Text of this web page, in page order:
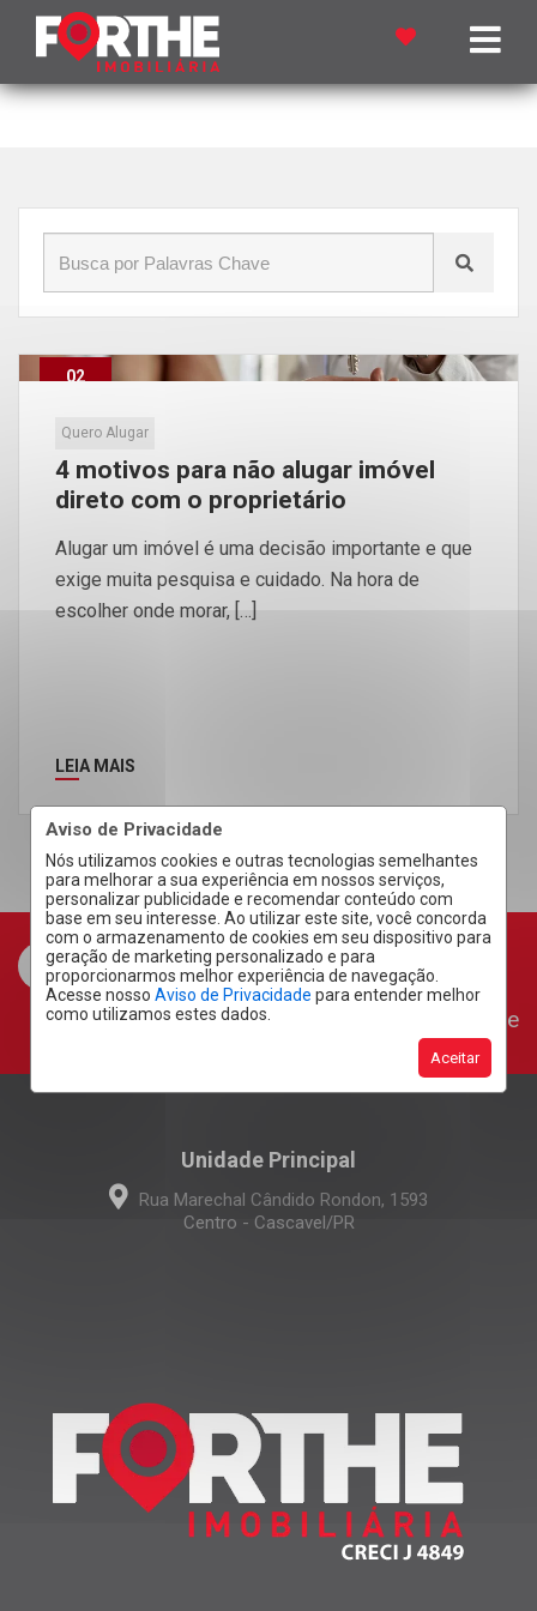
Início»Blog » Locação direta
Aviso de Privacidade
Nós utilizamos cookies e outras tecnologias semelhantes
para melhorar a sua experiência em nossos serviços,
personalizar publicidade e recomendar conteúdo com
base em seu interesse. Ao utilizar este site, você concorda
com o armazenamento de cookies em seu dispositivo para
geração de marketing personalizado e para
proporcionarmos melhor experiência de navegação.
Acesse nosso Aviso de Privacidade para entender melhor
como utilizamos estes dados.
Aceitar
02
Quero Alugar
4 motivos para não alugar imóvel
direto com o proprietário
Alugar um imóvel é uma decisão importante e que
exige muita pesquisa e cuidado. Na hora de
escolher onde morar, […]
LEIA MAIS
Área do Cliente
Unidade Principal
Rua Marechal Cândido Rondon, 1593
Centro - Cascavel/PR